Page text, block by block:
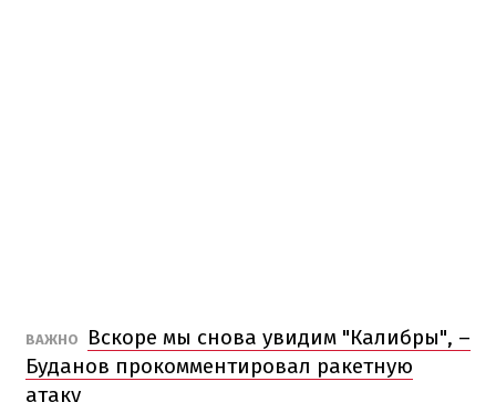
ВАЖНО
Вскоре мы снова увидим "Калибры", –
Буданов прокомментировал ракетную
атаку